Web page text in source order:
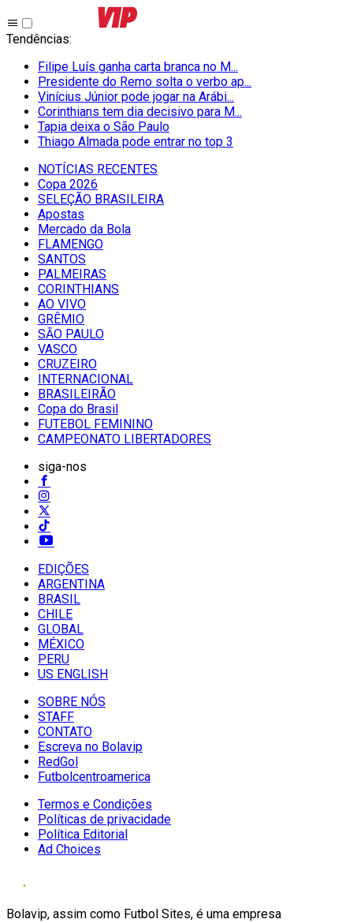
Tendências:
Filipe Luís ganha carta branca no M...
Presidente do Remo solta o verbo ap...
Vinícius Júnior pode jogar na Arábi...
Corinthians tem dia decisivo para M...
Tapia deixa o São Paulo
Thiago Almada pode entrar no top 3
NOTÍCIAS RECENTES
Copa 2026
SELEÇÃO BRASILEIRA
Apostas
Mercado da Bola
FLAMENGO
SANTOS
PALMEIRAS
CORINTHIANS
AO VIVO
GRÊMIO
SĀO PAULO
VASCO
CRUZEIRO
INTERNACIONAL
BRASILEIRÃO
Copa do Brasil
FUTEBOL FEMININO
CAMPEONATO LIBERTADORES
siga-nos
EDIÇÕES
ARGENTINA
BRASIL
CHILE
GLOBAL
MÉXICO
PERU
US ENGLISH
SOBRE NÓS
STAFF
CONTATO
Escreva no Bolavip
RedGol
Futbolcentroamerica
Termos e Condições
Políticas de privacidade
Política Editorial
Ad Choices
Bolavip, assim como Futbol Sites, é uma empresa